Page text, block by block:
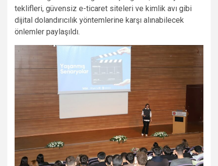
teklifleri, güvensiz e-ticaret siteleri ve kimlik avı gibi
dijital dolandırıcılık yöntemlerine karşı alınabilecek
önlemler paylaşıldı.